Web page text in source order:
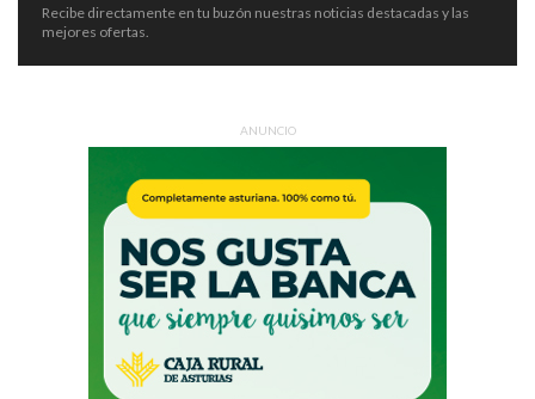
Recibe directamente en tu buzón nuestras noticias destacadas y las
mejores ofertas.
ANUNCIO